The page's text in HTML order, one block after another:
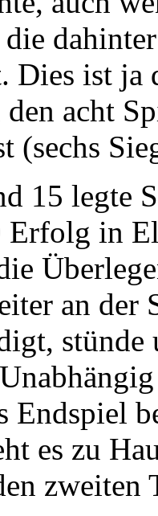
Dies ist ja
acht
(sechs
15 legte
in
an der
Endspiel
es zu
zweiten